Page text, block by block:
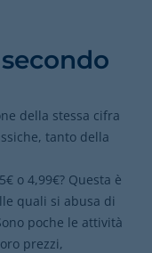
della stessa cifra
tanto della
o 4,99€? Questa è
quali si abusa di
poche le attività
prezzi,